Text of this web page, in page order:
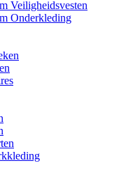
Veiligheidsvesten
Onderkleding